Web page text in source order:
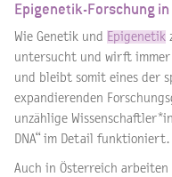
Epigenetik-Forschung
Wie Genetik und Epigenetik
untersucht und wirft immer
und bleibt somit eines der
expandierenden
unzählige
DNA“ im Detail funktioniert.
Auch in Österreich